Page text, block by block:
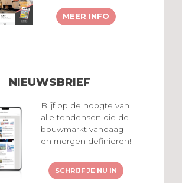
MEER INFO
NIEUWSBRIEF
Blijf op de hoogte van
alle tendensen die de
bouwmarkt vandaag
en morgen definiëren!
SCHRIJF JE NU IN